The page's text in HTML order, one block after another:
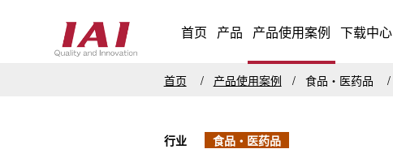
首页 产品 产品使用案例 下载中心
首页
产品使用案例 食品・医药品
行业 食品・医药品